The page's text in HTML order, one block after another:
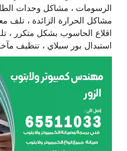
الرسومات ، مشاكل وحدات
مشاكل الحرارة الزائدة ، تلف
اقلاع الحاسوب بشكل متكرر ،
استبدال بور سبلاي ، تنظيف